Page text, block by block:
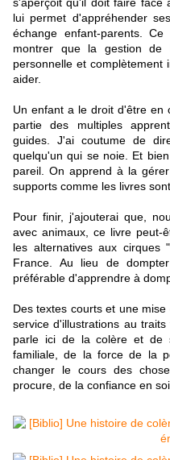
lui permet d'appréhender
échange enfant-parents.
montrer que la gestion
personnelle et complètement
aider.
Un enfant a le droit d'être en
partie des multiples
guides. J'ai coutume de
quelqu'un qui se noie. Et
pareil. On apprend à la
supports comme les livres
Pour finir, j'ajouterai que,
avec animaux, ce livre peut-
les alternatives aux cirques
France. Au lieu de
préférable d'apprendre à
​Des textes courts et une
service d'illustrations au
parle ici de la colère et de
familiale, de la force de la
changer le cours des
procure, de la confiance en soi